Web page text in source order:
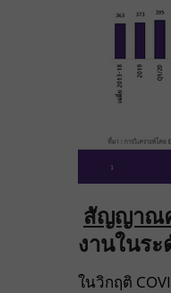
สัญญาณ
งานในร
ในวิกฤติ